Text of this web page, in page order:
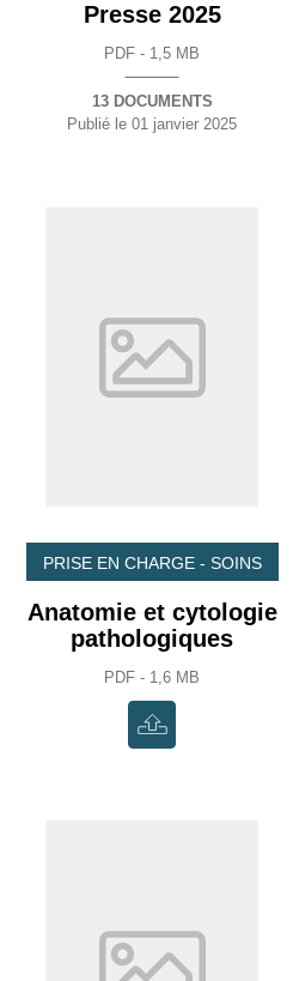
Presse 2025
PDF - 1,5 MB
13 DOCUMENTS
Publié le 01 janvier 2025
PRISE EN CHARGE - SOINS
Anatomie et cytologie
pathologiques
PDF - 1,6 MB